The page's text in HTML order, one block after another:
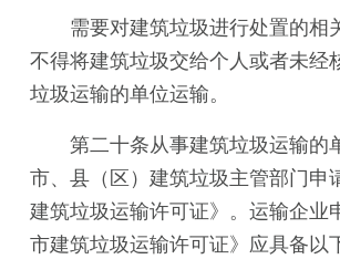
需要对建筑垃圾进行处置的相
不得将建筑垃圾交给个人或者未经
垃圾运输的单位运输。
第二十条从事建筑垃圾运输的
市、县（区）建筑垃圾主管部门申
建筑垃圾运输许可证》。运输企业
市建筑垃圾运输许可证》应具备以